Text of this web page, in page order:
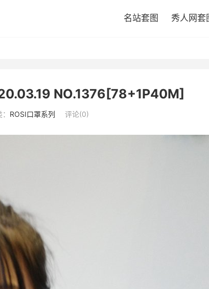
名站套图 秀人网套
NO.1376[78+1P40M]
ROSI口罩系列 评论(0)